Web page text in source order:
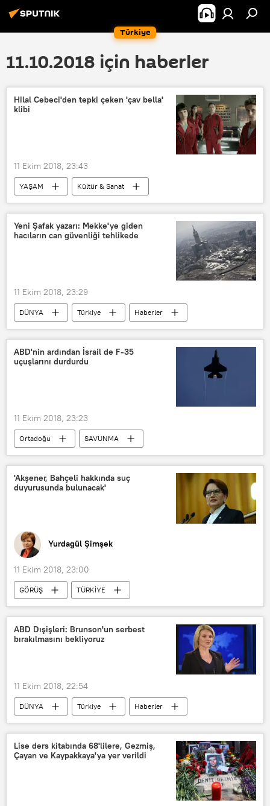
Türkiye
11.10.2018 için haberler
Hilal Cebeci'den tepki çeken 'çav bella'
klibi
11 Ekim 2018, 23:43
YAŞAM
Kültür & Sanat
DÜNYA
Türkiye
Haberler
TÜRKİYE
İtalya
Hilal Cebeci
Çav bella
Yeni Şafak yazarı: Mekke'ye giden
hacıların can güvenliği tehlikede
11 Ekim 2018, 23:29
DÜNYA Türkiye
Haberler
Suudi Arabistan
Mekke
Medine
Kemal Öztürk
Cemal Kaşıkçı
ABD'nin ardından İsrail de F-35
uçuşlarını durdurdu
11 Ekim 2018, 23:23
Ortadoğu
SAVUNMA
DÜNYA
Haberler
İsrail
ABD
İsrail Savunma Bakanlığı
ABD Savunma Bakanlığı
'Akşener, Bahçeli hakkında suç
duyurusunda bulunacak'
Yurdagül Şimşek
11 Ekim 2018, 23:00
GÖRÜŞ
TÜRKİYE
Meral Akşener
Devlet Bahçeli
İYİ Parti
ABD Dışişleri: Brunson'un serbest
bırakılmasını bekliyoruz
11 Ekim 2018, 22:54
DÜNYA Türkiye
Haberler
POLİTİKA
ABD
Afganistan
Heather Nauert
Andrew Brunson
ABD Dışişleri Bakanlığı
Lise ders kitabında 68'lilere, Gezmiş,
Çayan ve Kaypakkaya'ya yer verildi